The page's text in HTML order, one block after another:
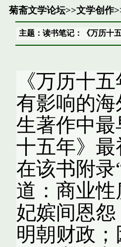
菊斋文学论坛>>文学创作
主题：读书笔记：《万历十
《万历十
有影响的
生著作中最
十五年》
在该书附录
道：商业
妃嫔间恩
明朝财政